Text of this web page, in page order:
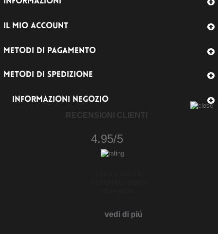
IL MIO ACCOUNT
METODI DI PAGAMENTO
METODI DI SPEDIZIONE
INFORMAZIONI NEGOZIO
RECENSIONI CLIENTI
4.95/5
vedi di piú